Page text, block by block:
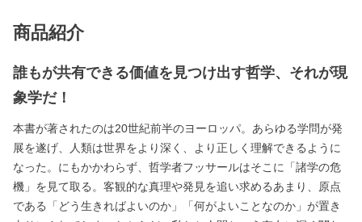
商品紹介
誰もが共有できる価値を見つけ出す哲学、それが現
象学だ！
本書が著されたのは20世紀前半のヨーロッパ。あらゆる学問が発
展を遂げ、人類は世界をより深く、より正しく理解できるように
なった。にもかかわらず、哲学者フッサールはそこに「諸学の危
機」を見て取る。客観的な真理や発見を追い求めるあまり、原点
である「どう生きればよいのか」「何がよいことなのか」が置き